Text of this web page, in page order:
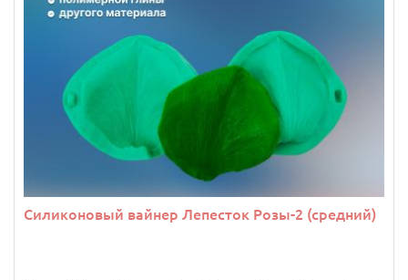
Силиконовый вайнер Лепесток Розы-2 (средний)